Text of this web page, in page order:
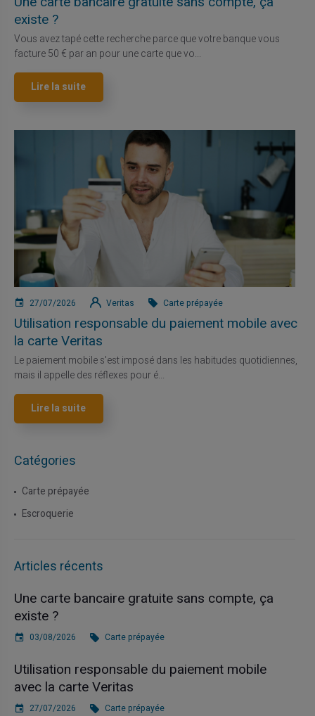
existe ?
Vous avez tapé cette recherche parce que votre banque vous
facture 50 € par an pour une carte que vo...
Lire la suite
27/07/2026 Veritas Carte prépayée
Utilisation responsable du paiement mobile avec
la carte Veritas
Le paiement mobile s'est imposé dans les habitudes quotidiennes,
mais il appelle des réflexes pour é...
Lire la suite
Catégories
Carte prépayée
Escroquerie
Articles récents
Une carte bancaire gratuite sans compte, ça
existe ?
03/08/2026 Carte prépayée
Utilisation responsable du paiement mobile
avec la carte Veritas
27/07/2026 Carte prépayée